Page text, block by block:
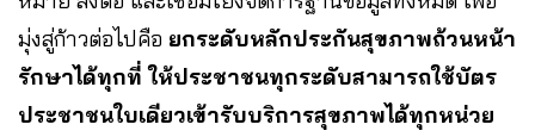
มุ่งสู่ก้าวต่อไปคือ ยกระดับหลักประกันสุขภาพถ้วนหน้า
รักษาได้ทุกที่ ให้ประชาชนทุกระดับสามารถใช้บัตร
ประชาชนใบเดียวเข้ารับบริการสุขภาพได้ทุกหน่วย